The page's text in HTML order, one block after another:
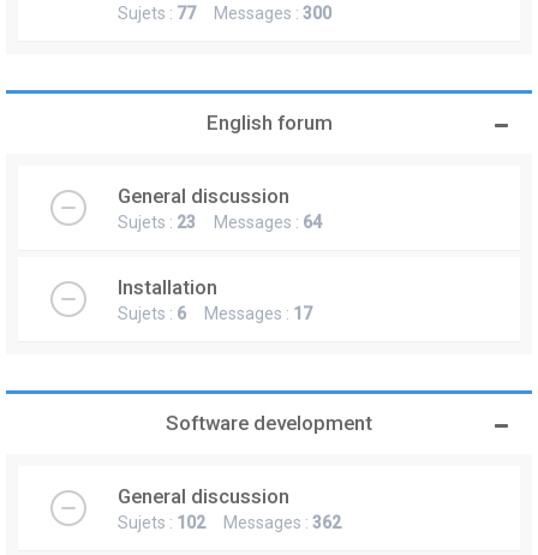
Sujets : 77Messages : 300
English forum
General discussion
Sujets : 23 Messages : 64
Installation
Sujets : 6 Messages : 17
Software development
General discussion
Sujets : 102Messages : 362